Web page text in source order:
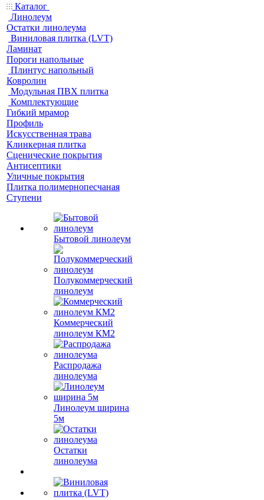
Каталог
Линолеум
Остатки линолеума
Виниловая плитка (LVT)
Ламинат
Пороги напольные
Плинтус напольный
Ковролин
Модульная ПВХ плитка
Комплектующие
Гибкий мрамор
Профиль
Искусственная трава
Клинкерная плитка
Сценические покрытия
Антисептики
Уличные покрытия
Плитка полимернопесчаная
Ступени
Бытовой линолеум
Полукоммерческий
линолеум
Коммерческий
линолеум КМ2
Распродажа
линолеума
Линолеум ширина
5м
Остатки
линолеума